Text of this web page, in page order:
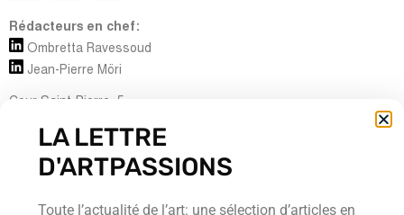
Rédacteurs en chef:
Ombretta Ravessoud
Jean-Pierre Möri
Cour Saint-Pierre, 5
Tel : + 41 (0) 22 700 13 80
Fax : + 41 (0) 22 735 60 38
LA LETTRE
D'ARTPASSIONS
Toute l’actualité de l’art: une sélection d’articles en